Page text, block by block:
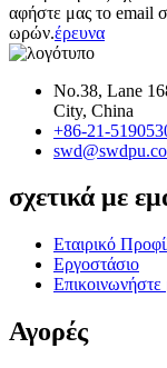
αφήστε μας το email
ωρών.έρευνα
No.38, Lane
City, China
+86-21-
σχετικά με
Εταιρικό
Εργοστάσιο
Επικοινωνήστε
Αγορές